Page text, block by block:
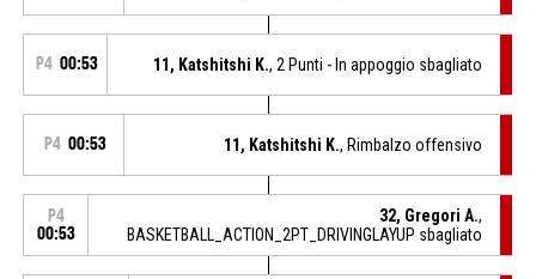
P4 00:53 11, Katshitshi K., 2 Punti - In appoggio sbagliato
P4 00:53 11, Katshitshi K., Rimbalzo offensivo
P4
00:53
32, Gregori A.,
BASKETBALL_ACTION_2PT_DRIVINGLAYUP sbagliato